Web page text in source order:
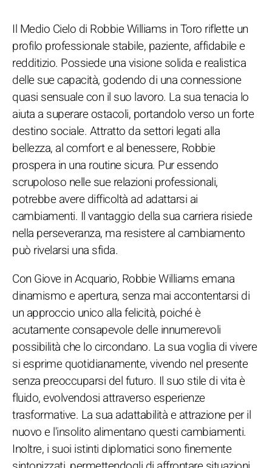
Il Medio Cielo di Robbie Williams in Toro riflette un
profilo professionale stabile, paziente, affidabile e
redditizio. Possiede una visione solida e realistica
delle sue capacità, godendo di una connessione
quasi sensuale con il suo lavoro. La sua tenacia lo
aiuta a superare ostacoli, portandolo verso un forte
destino sociale. Attratto da settori legati alla
bellezza, al comfort e al benessere, Robbie
prospera in una routine sicura. Pur essendo
scrupoloso nelle sue relazioni professionali,
potrebbe avere difficoltà ad adattarsi ai
cambiamenti. Il vantaggio della sua carriera risiede
nella perseveranza, ma resistere al cambiamento
può rivelarsi una sfida.
Con Giove in Acquario, Robbie Williams emana
dinamismo e apertura, senza mai accontentarsi di
un approccio unico alla felicità, poiché è
acutamente consapevole delle innumerevoli
possibilità che lo circondano. La sua voglia di vivere
si esprime quotidianamente, vivendo nel presente
senza preoccuparsi del futuro. Il suo stile di vita è
fluido, evolvendosi attraverso esperienze
trasformative. La sua adattabilità e attrazione per il
nuovo e l'insolito alimentano questi cambiamenti.
Inoltre, i suoi istinti diplomatici sono finemente